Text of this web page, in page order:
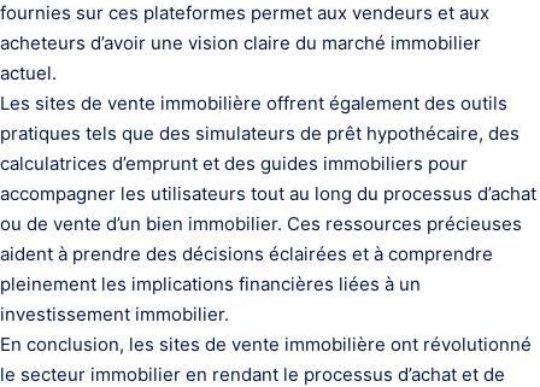
fournies sur ces plateformes permet aux vendeurs et aux
acheteurs d’avoir une vision claire du marché immobilier
actuel.
Les sites de vente immobilière offrent également des outils
pratiques tels que des simulateurs de prêt hypothécaire, des
calculatrices d’emprunt et des guides immobiliers pour
accompagner les utilisateurs tout au long du processus d’achat
ou de vente d’un bien immobilier. Ces ressources précieuses
aident à prendre des décisions éclairées et à comprendre
pleinement les implications financières liées à un
investissement immobilier.
En conclusion, les sites de vente immobilière ont révolutionné
le secteur immobilier en rendant le processus d’achat et de